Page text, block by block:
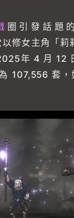
圈引發話題的
修女主角「莉
年 4 月 12
107,556 套